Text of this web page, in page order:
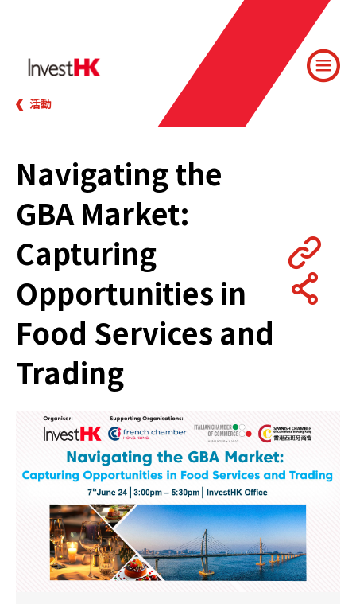
活動
Navigating the
GBA Market:
Capturing
Opportunities in
Food Services and
Trading